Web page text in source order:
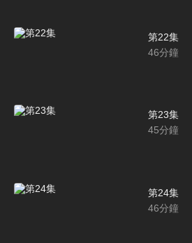
第22集
46分鐘
第23集
45分鐘
第24集
46分鐘